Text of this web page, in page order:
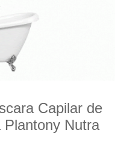
Capilar de
Plantony Nutra